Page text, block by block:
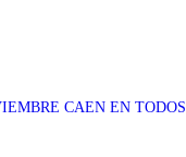
CAEN EN TODOS